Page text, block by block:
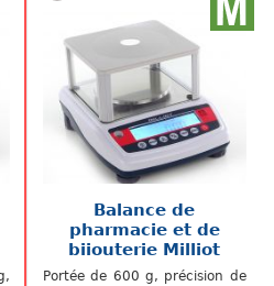
Balance de
pharmacie et de
bijouterie Milliot
NHB-600+M
Portée de 600 g, précision de